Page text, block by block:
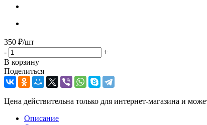
350 ₽/шт
-
+
В корзину
Поделиться
Цена действительна только для интернет-магазина и
Описание